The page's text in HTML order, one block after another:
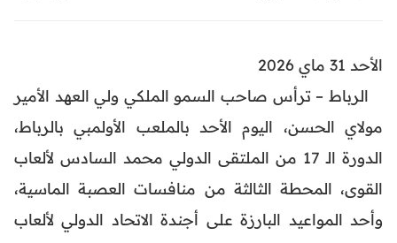
الأحد 31 ماي 2026
الرباط – ترأس صاحب السمو الملكي ولي العهد الأمير
مولاي الحسن، اليوم الأحد بالملعب الأولمبي بالرباط،
الدورة الـ 17 من الملتقى الدولي محمد السادس لألعاب
القوى، المحطة الثالثة من منافسات العصبة الماسية،
وأحد المواعيد البارزة على أجندة الاتحاد الدولي لألعاب